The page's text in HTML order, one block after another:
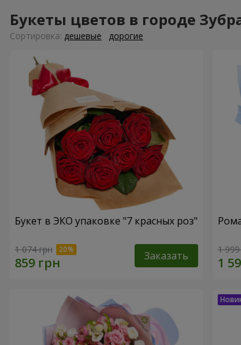
Букеты цветов в городе
Cортировка: дешевые дорогие
Букет в ЭКО упаковке "7 красных роз"
1 074 грн Заказать 1